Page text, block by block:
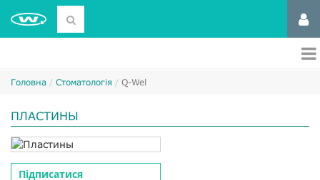
Головна Стоматологія Q-Wel
ПЛАСТИНЫ
Підписатися